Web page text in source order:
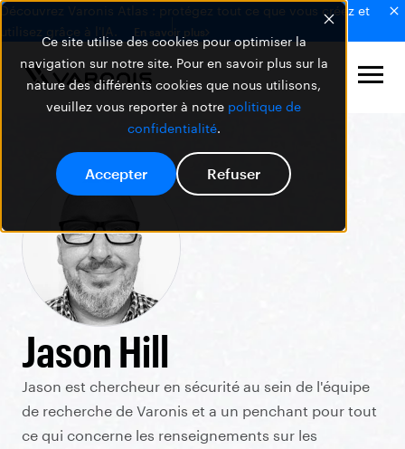
Ce site utilise des cookies pour optimiser la
navigation sur notre site. Pour en savoir plus sur la
nature des différents cookies que nous utilisons,
veuillez vous reporter à notre politique de
confidentialité.
Accepter Refuser
Découvrez Varonis Atlas : protégez tout ce que vous créez et
utilisez grâce à l'IA.
En savoir plus
Jason Hill
Jason est chercheur en sécurité au sein de l'équipe
de recherche de Varonis et a un penchant pour tout
ce qui concerne les renseignements sur les